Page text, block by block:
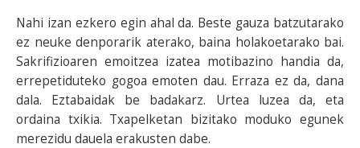
Nahi izan ezkero egin ahal da. Beste gauza batzutarako
ez neuke denporarik aterako, baina holakoetarako bai.
Sakrifizioaren emoitzea izatea motibazino handia da,
errepetiduteko gogoa emoten dau. Erraza ez da, dana
dala. Eztabaidak be badakarz. Urtea luzea da, eta
ordaina txikia. Txapelketan bizitako moduko egunek
merezidu dauela erakusten dabe.